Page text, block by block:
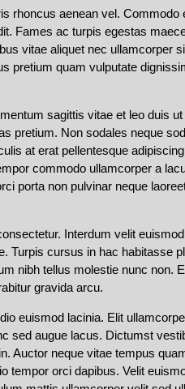
rhoncus aenean vel.
Fames ac turpis egestas
vitae aliquet nec ullamcorper
quam vulputate
sagittis vitae et leo duis
pretium. Non sodales neque
at erat pellentesque
commodo ullamcorper a
porta non pulvinar neque
Interdum velit
cursus in hac habitasse
nibh tellus molestie nunc non.
gravida arcu.
euismod lacinia. Elit
sed augue lacus. Dictumst
Auctor neque vitae tempus
orci dapibus. Velit